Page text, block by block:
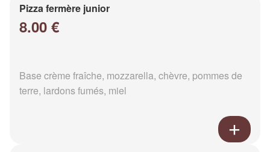
Pizza fermère junior
8.00 €
Base crème fraîche, mozzarella, chèvre, pommes de
terre, lardons fumés, miel